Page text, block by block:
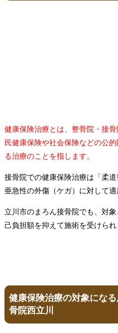
健康保険治療とは、整骨院・接
民健康保険や社会保険などの公
る治療のことを指します。
接骨院での健康保険治療は「柔
亜急性の外傷（ケガ）に対して適
立川市のまろん接骨院でも、対
己負担額を抑えて施術を受けられ
健康保険治療の対象にな
骨院西立川